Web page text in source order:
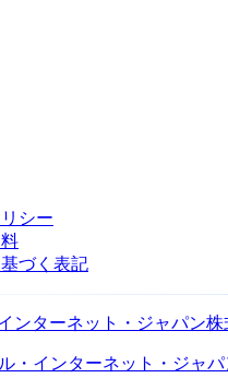
シー
づく表記
ンターネット・ジャパン株
・インターネット・ジャ